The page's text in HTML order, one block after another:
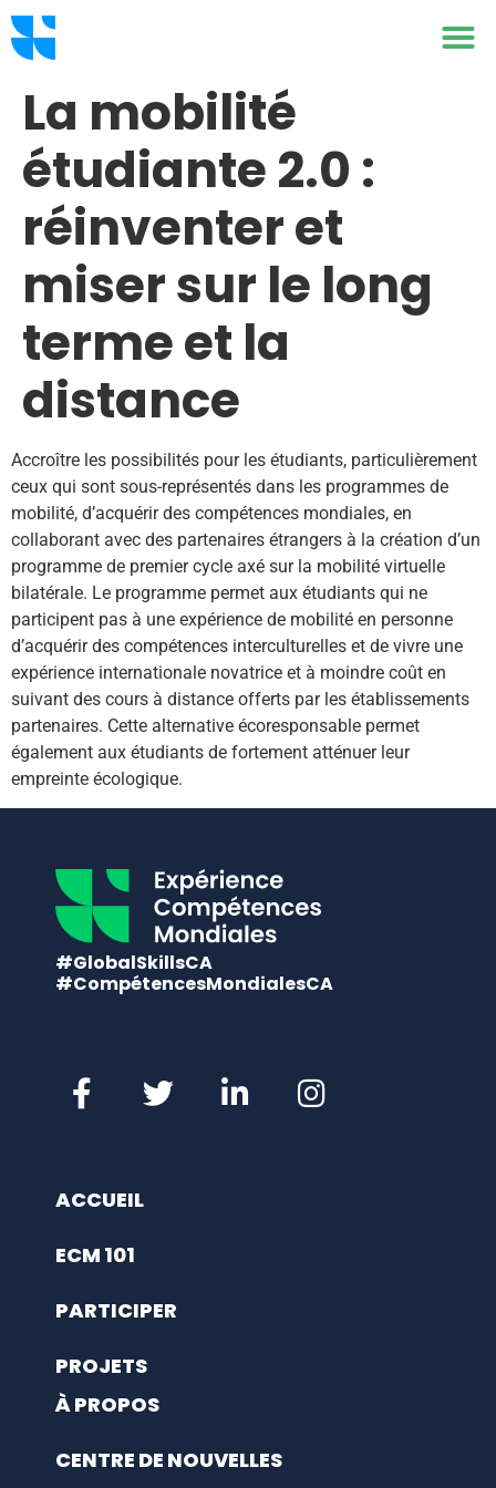
La mobilité
étudiante 2.0 :
réinventer et
miser sur le long
terme et la
distance
Accroître les possibilités pour les étudiants, particulièrement
ceux qui sont sous-représentés dans les programmes de
mobilité, d’acquérir des compétences mondiales, en
collaborant avec des partenaires étrangers à la création d’un
programme de premier cycle axé sur la mobilité virtuelle
bilatérale. Le programme permet aux étudiants qui ne
participent pas à une expérience de mobilité en personne
d’acquérir des compétences interculturelles et de vivre une
expérience internationale novatrice et à moindre coût en
suivant des cours à distance offerts par les établissements
partenaires. Cette alternative écoresponsable permet
également aux étudiants de fortement atténuer leur
empreinte écologique.
#GlobalSkillsCA
#CompétencesMondialesCA
ACCUEIL
ECM 101
PARTICIPER
PROJETS
À PROPOS
CENTRE DE NOUVELLES